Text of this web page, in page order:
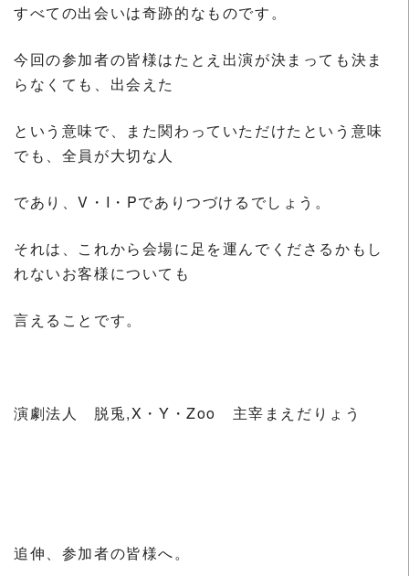
すべての出会いは奇跡的なものです。
今回の参加者の皆様はたとえ出演が決まっても決ま
らなくても、出会えた
という意味で、また関わっていただけたという意味
でも、全員が大切な人
であり、V・I・Pでありつづけるでしょう。
それは、これから会場に足を運んでくださるかもし
れないお客様についても
言えることです。
演劇法人 脱兎,X・Y・Zoo 主宰まえだりょう
追伸、参加者の皆様へ。